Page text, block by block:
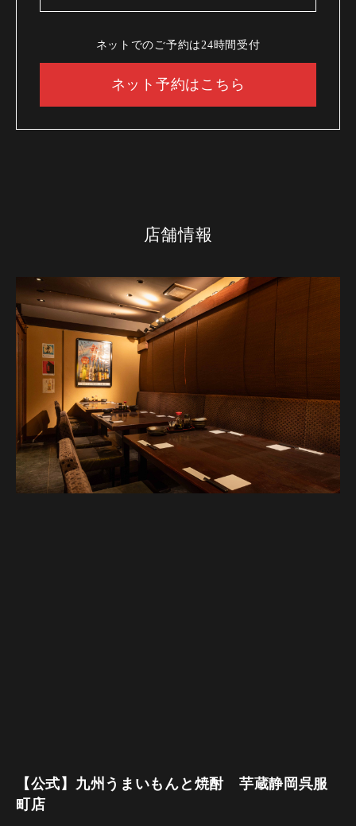
ネットでのご予約は24時間受付
ネット予約はこちら
店舗情報
【公式】九州うまいもんと焼酎 芋蔵静岡呉服
町店